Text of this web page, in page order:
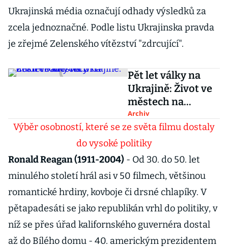
Ukrajinská média označují odhady výsledků za
zcela jednoznačné. Podle listu Ukrajinska pravda
je zřejmé Zelenského vítězství "zdrcující".
Pět let války na
Ukrajině: Život ve
městech na
dostřel od fronty
Archiv
Výběr osobností, které se ze světa filmu dostaly
do vysoké politiky
Ronald Reagan (1911-2004) - Od 30. do 50. let
minulého století hrál asi v 50 filmech, většinou
romantické hrdiny, kovboje či drsné chlapíky. V
pětapadesáti se jako republikán vrhl do politiky, v
níž se přes úřad kalifornského guvernéra dostal
až do Bílého domu - 40. americkým prezidentem